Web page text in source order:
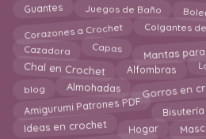
Guantes Juegos de Baño
Corazones a Crochet Colgantes
Cazadora Capas Mantas
Chal en Crochet Alfombras
blog Almohadas Gorros en
Amigurumi Patrones PDF
Ideas en crochet Hogar